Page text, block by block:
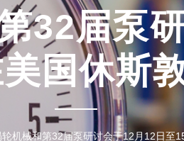
32届泵
国休斯
轮机械和第32届泵研讨会于12月12日至